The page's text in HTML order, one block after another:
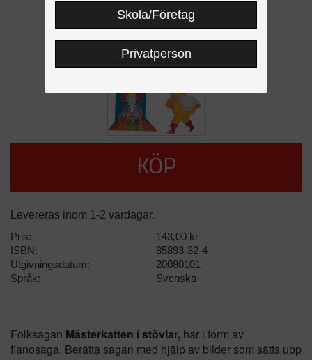
Skola/Företag
Privatperson
KÖP
Levereras inom 1-2 vardagar.
Pris:
143,00 kr
ISBN:
85893-32-4
Utgivningsdatum:
20080101
Språk:
Svenska
Folksagan Mästerkatten i stövlar, här i form av
flanosaga. Berätta sagan med hjälp av bilder som sätts upp